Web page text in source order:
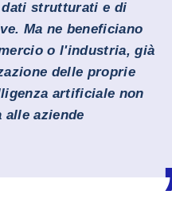
strutturati e di
Ma ne beneficiano
o l'industria, già
delle proprie
artificiale non
aziende